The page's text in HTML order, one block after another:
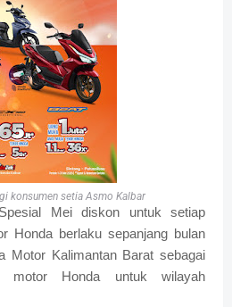
konsumen setia Asmo Kalbar
Mei diskon untuk setiap
Honda berlaku sepanjang bulan
Motor Kalimantan Barat sebagai
motor Honda untuk wilayah